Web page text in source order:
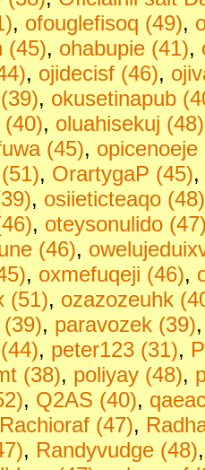
, ofouglefisoq (49),
(45), ohabupie (41),
, ojidecisf (46),
, okusetinapub
(40), oluahisekuj (48)
(45), opicenoeje
, OrartygaP (45),
, osiieticteaqo (48)
, oteysonulido
(46),
, oxmefuqeji (46),
(51), ozazozeuhk
, paravozek (39)
, peter123 (31),
(38), poliyay (48),
, Q2AS (40),
Rachioraf (47),
, Randyvudge (48)